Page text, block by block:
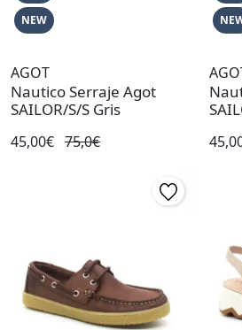
NEW
AGOT
Nautico Serraje Agot
SAILOR/S/S Gris
45,00€ 75,0€